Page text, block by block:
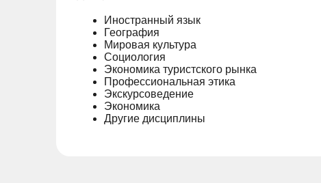
Иностранный язык
География
Мировая культура
Социология
Экономика туристского рынка
Профессиональная этика
Экскурсоведение
Экономика
Другие дисциплины